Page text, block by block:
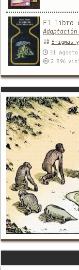
El libro
Enigmas
31
2,896